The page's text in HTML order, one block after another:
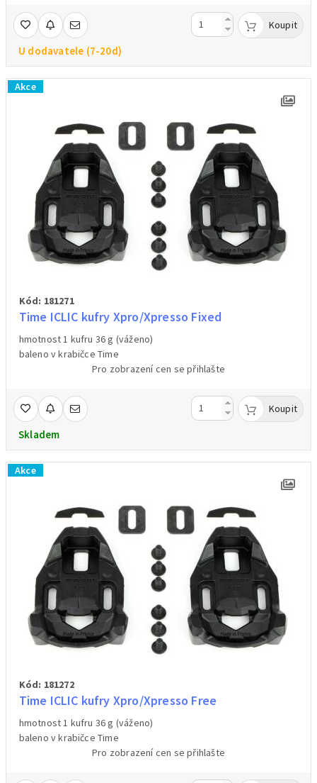
U dodavatele (7-20d)
Koupit
Akce
Kód: 181271
Time ICLIC kufry Xpro/Xpresso Fixed
hmotnost 1 kufru 36 g (váženo)
baleno v krabičce Time
Pro zobrazení cen se přihlašte
Skladem
Koupit
Akce
Kód: 181272
Time ICLIC kufry Xpro/Xpresso Free
hmotnost 1 kufru 36 g (váženo)
baleno v krabičce Time
Pro zobrazení cen se přihlašte